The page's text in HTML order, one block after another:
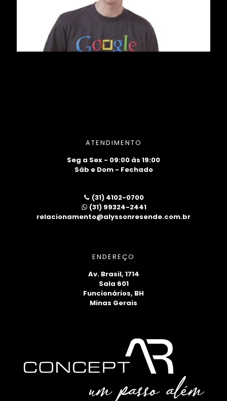
ATENDIMENTO
Seg a Sex - 09:00 às 19:00
Sáb e Dom - Fechado
(31) 4102-0700
(31) 99324-2441
relacionamento@alyssonresende.com.br
ENDEREÇO
Av. Brasil, 1714
Sala 601
Funcionários, BH
Minas Gerais